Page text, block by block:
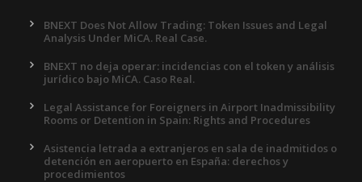
BNEXT Does Not Allow Trading: Token Issues and Legal
Analysis Under MiCA. Real Case.
BNEXT no deja operar: incidencias con el token y análisis
jurídico bajo MiCA. Caso Real.
Legal Assistance for Foreigners in Airport Inadmissibility
Rooms or Detention in Spain: Rights and Procedures
Asistencia letrada a extranjeros en sala de inadmitidos o
detención en aeropuerto en España: derechos y
procedimientos